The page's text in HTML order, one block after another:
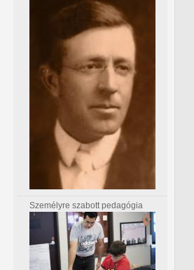
Személyre szabott pedagógia